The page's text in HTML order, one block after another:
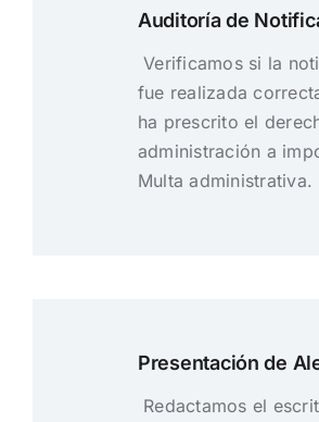
Auditoría de
Verificamos si la
fue realizada
ha prescrito el
administración a
Multa administrativa.
Presentación de
Redactamos el